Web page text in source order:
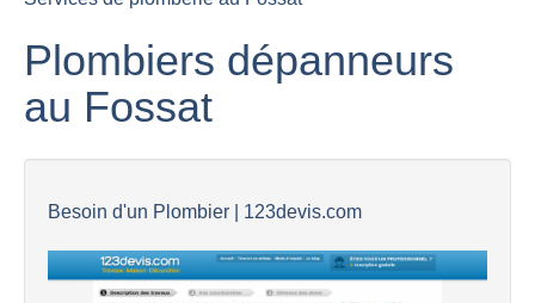
Plombiers dépanneurs
au Fossat
Besoin d'un Plombier | 123devis.com